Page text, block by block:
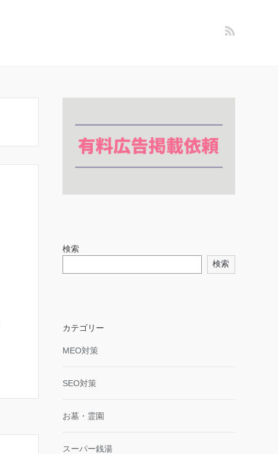
検索
検索
カテゴリー
MEO対策
SEO対策
お墓・霊園
スーパー銭湯